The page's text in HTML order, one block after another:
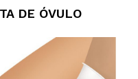
DE ÓVULO